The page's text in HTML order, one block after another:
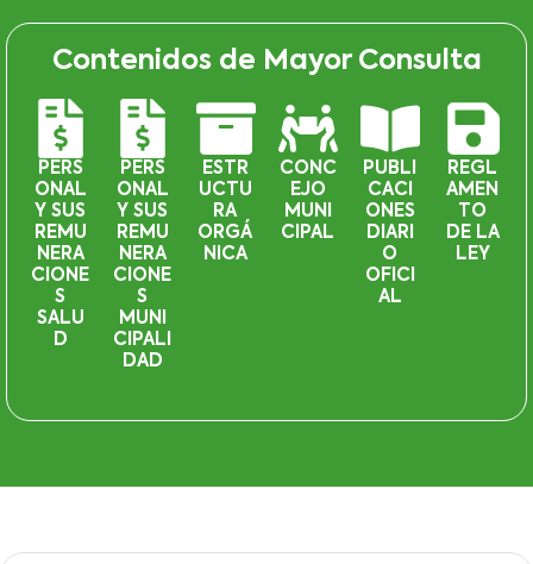
Contenidos de Mayor Consulta
PERS
ONAL
Y SUS
REMU
NERA
CIONE
S
SALU
D
PERS
ONAL
Y SUS
REMU
NERA
CIONE
S
MUNI
CIPALI
DAD
ESTR
UCTU
RA
ORGÁ
NICA
CONC
EJO
MUNI
CIPAL
PUBLI
CACI
ONES
DIARI
O
OFICI
AL
REGL
AMEN
TO
DE LA
LEY